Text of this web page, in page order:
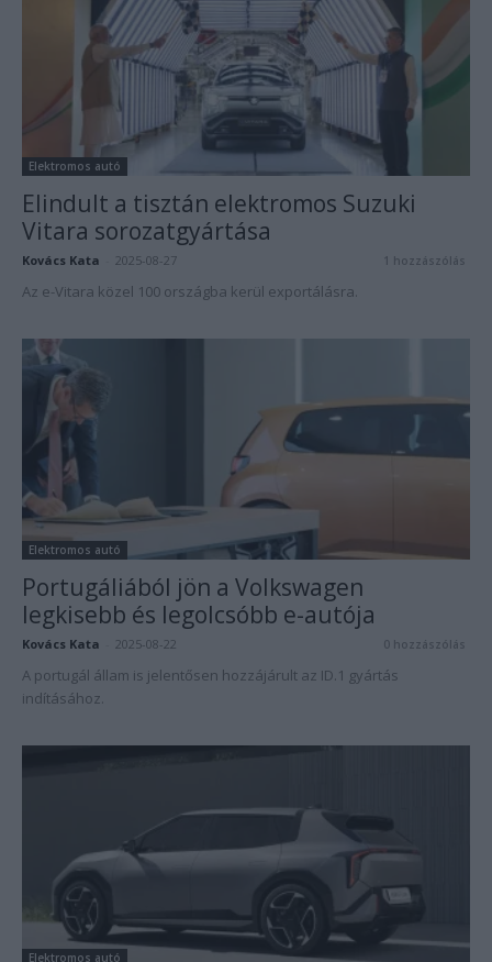
Elektromos autó
Elindult a tisztán elektromos Suzuki
Vitara sorozatgyártása
Kovács Kata 2025-08-27 1 hozzászólás
Az e-Vitara közel 100 országba kerül exportálásra.
Elektromos autó
Portugáliából jön a Volkswagen
legkisebb és legolcsóbb e-autója
Kovács Kata 2025-08-22 0 hozzászólás
A portugál állam is jelentősen hozzájárult az ID.1 gyártás
indításához.
Elektromos autó